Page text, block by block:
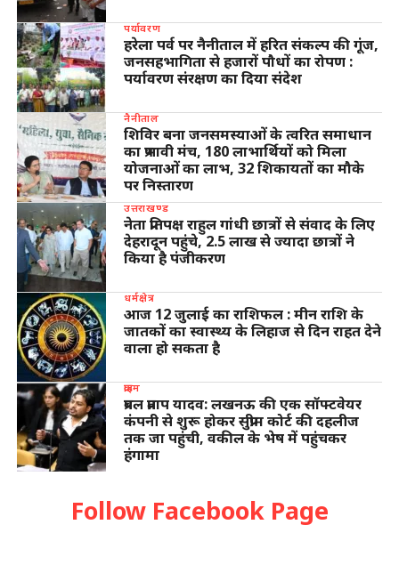
पर्यावरण
हरेला पर्व पर नैनीताल में हरित संकल्प की गूंज,
जनसहभागिता से हजारों पौधों का रोपण :
पर्यावरण संरक्षण का दिया संदेश
नैनीताल
शिविर बना जनसमस्याओं के त्वरित समाधान
का प्रभावी मंच, 180 लाभार्थियों को मिला
योजनाओं का लाभ, 32 शिकायतों का मौके
पर निस्तारण
उत्तराखण्ड
नेता प्रतिपक्ष राहुल गांधी छात्रों से संवाद के लिए
देहरादून पहुंचे, 2.5 लाख से ज्यादा छात्रों ने
किया है पंजीकरण
धर्मक्षेत्र
आज 12 जुलाई का राशिफल : मीन राशि के
जातकों का स्वास्थ्य के लिहाज से दिन राहत देने
वाला हो सकता है
क्राइम
प्रबल प्रताप यादव: लखनऊ की एक सॉफ्टवेयर
कंपनी से शुरू होकर सुप्रीम कोर्ट की दहलीज
तक जा पहुंची, वकील के भेष में पहुंचकर
हंगामा
Follow Facebook Page